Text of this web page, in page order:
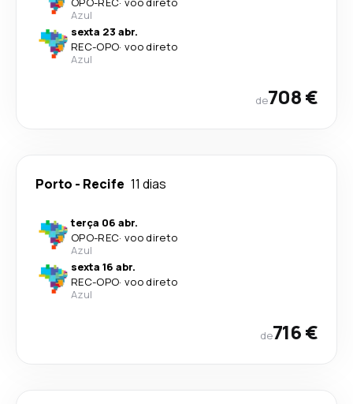
Azul
sexta 23 abr.
REC-OPO· voo direto
Azul
de708 €
Porto - Recife 11 dias
terça 06 abr.
OPO-REC· voo direto
Azul
sexta 16 abr.
REC-OPO· voo direto
Azul
de716 €